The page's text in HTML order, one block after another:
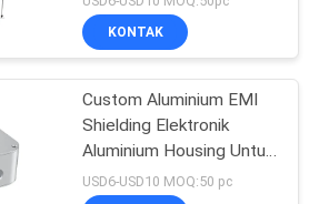
Penutup
KONTAK
Custom Aluminium EMI
Shielding Elektronik
Aluminium Housing Untuk
Industrial Controller
USD6-USD10 MOQ:50 pc